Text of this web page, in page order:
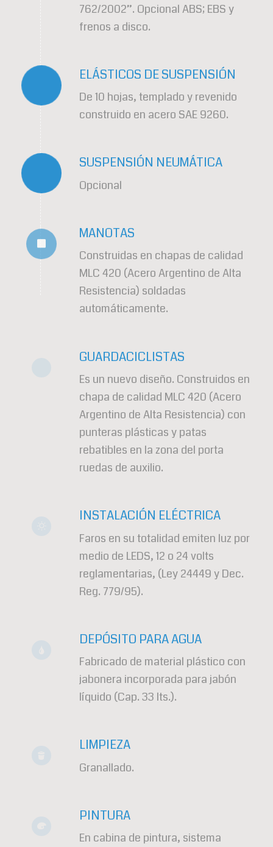
762/2002”. Opcional ABS; EBS y
frenos a disco.
ELÁSTICOS DE SUSPENSIÓN
De 10 hojas, templado y revenido
construido en acero SAE 9260.
SUSPENSIÓN NEUMÁTICA
Opcional
MANOTAS
Construidas en chapas de calidad
MLC 420 (Acero Argentino de Alta
Resistencia) soldadas
automáticamente.
GUARDACICLISTAS
Es un nuevo diseño. Construidos en
chapa de calidad MLC 420 (Acero
Argentino de Alta Resistencia) con
punteras plásticas y patas
rebatibles en la zona del porta
ruedas de auxilio.
INSTALACIÓN ELÉCTRICA
Faros en su totalidad emiten luz por
medio de LEDS, 12 o 24 volts
reglamentarias, (Ley 24449 y Dec.
Reg. 779/95).
DEPÓSITO PARA AGUA
Fabricado de material plástico con
jabonera incorporada para jabón
líquido (Cap. 33 lts.).
LIMPIEZA
Granallado.
PINTURA
En cabina de pintura, sistema